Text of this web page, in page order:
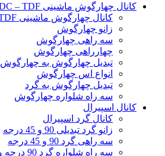
کانال چهارگوش ماشینی TDC – TDF
کانال چهارگوش ماشینی TDC , TDF
زانو چهارگوش
سه راهی چهارگوش
چهارراهی چهارگوش
تبدیل چهارگوش به چهارگوش
انواع اس چهارگوش
تبدیل چهارگوش به گرد
سه راه شلواره چهارگوش
کانال اسپیرال
کانال گرد اسپیرال
زانو گرد تبدیلی 90 و 45 درجه
سه راهی گرد 90 و 45 درجه
سه راه شلواره گرد 90 درجه و 45 درجه